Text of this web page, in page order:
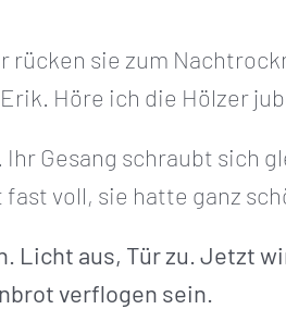
sie zum
Höre ich die Hölzer
Gesang schraubt sich
voll, sie hatte ganz
Licht aus, Tür zu. Jetzt
verflogen sein.